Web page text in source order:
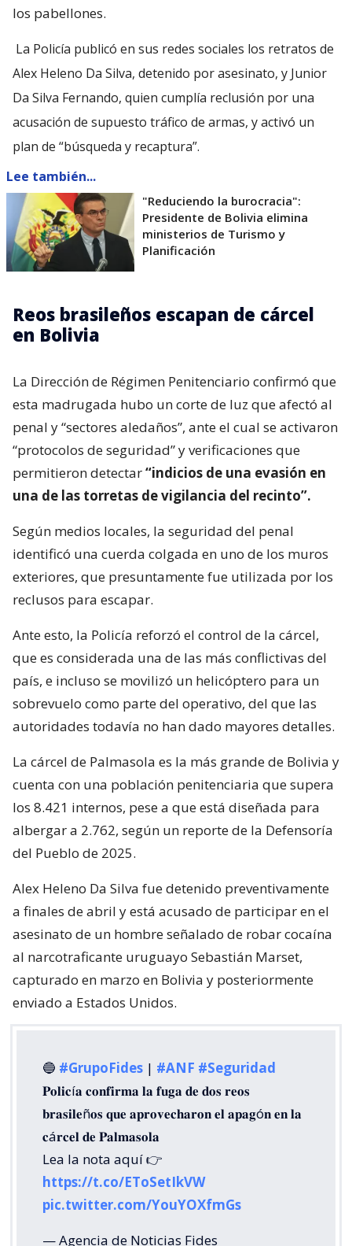
los pabellones.
La Policía publicó en sus redes sociales los retratos de
Alex Heleno Da Silva, detenido por asesinato, y Junior
Da Silva Fernando, quien cumplía reclusión por una
acusación de supuesto tráfico de armas, y activó un
plan de “búsqueda y recaptura”.
Lee también...
"Reduciendo la burocracia":
Presidente de Bolivia elimina
ministerios de Turismo y
Planificación
Reos brasileños escapan de cárcel
en Bolivia
La Dirección de Régimen Penitenciario confirmó que
esta madrugada hubo un corte de luz que afectó al
penal y “sectores aledaños”, ante el cual se activaron
“protocolos de seguridad” y verificaciones que
permitieron detectar“indicios de una evasión en
una de las torretas de vigilancia del recinto”.
Según medios locales, la seguridad del penal
identificó una cuerda colgada en uno de los muros
exteriores, que presuntamente fue utilizada por los
reclusos para escapar.
Ante esto, la Policía reforzó el control de la cárcel,
que es considerada una de las más conflictivas del
país, e incluso se movilizó un helicóptero para un
sobrevuelo como parte del operativo, del que las
autoridades todavía no han dado mayores detalles.
La cárcel de Palmasola es la más grande de Bolivia y
cuenta con una población penitenciaria que supera
los 8.421 internos, pese a que está diseñada para
albergar a 2.762, según un reporte de la Defensoría
del Pueblo de 2025.
Alex Heleno Da Silva fue detenido preventivamente
a finales de abril y está acusado de participar en el
asesinato de un hombre señalado de robar cocaína
al narcotraficante uruguayo Sebastián Marset,
capturado en marzo en Bolivia y posteriormente
enviado a Estados Unidos.
🔵 #GrupoFides | #ANF #Seguridad
𝐏𝐨𝐥𝐢𝐜í𝐚 𝐜𝐨𝐧𝐟𝐢𝐫𝐦𝐚 𝐥𝐚 𝐟𝐮𝐠𝐚 𝐝𝐞 𝐝𝐨𝐬 𝐫𝐞𝐨𝐬
𝐛𝐫𝐚𝐬𝐢𝐥𝐞ñ𝐨𝐬 𝐪𝐮𝐞 𝐚𝐩𝐫𝐨𝐯𝐞𝐜𝐡𝐚𝐫𝐨𝐧 𝐞𝐥 𝐚𝐩𝐚𝐠ó𝐧 𝐞𝐧 𝐥𝐚
𝐜á𝐫𝐜𝐞𝐥 𝐝𝐞 𝐏𝐚𝐥𝐦𝐚𝐬𝐨𝐥𝐚
Lea la nota aquí 👉
https://t.co/EToSetIkVW
pic.twitter.com/YouYOXfmGs
— Agencia de Noticias Fides